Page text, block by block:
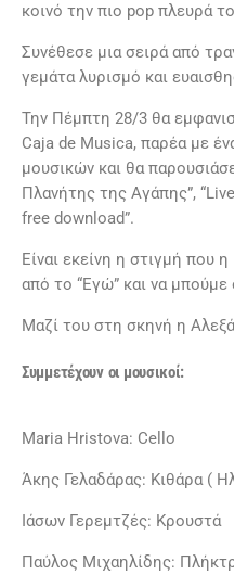
κοινό την πιο pop πλευρά
Συνέθεσε μια σειρά από
γεμάτα λυρισμό και
Την Πέμπτη 28/3 θα
Caja de Musica, παρέα με
μουσικών και θα
Πλανήτης της Αγάπης”,
free download”.
Είναι εκείνη η στιγμή που
από το “Εγώ” και να μπούμε
Μαζί του στη σκηνή η
Συμμετέχουν οι μουσικοί:
Maria Hristova: Cello
Άκης Γελαδάρας: Κιθάρα (
Ιάσων Γερεμτζές: Κρουστά
Παύλος Μιχαηλίδης: